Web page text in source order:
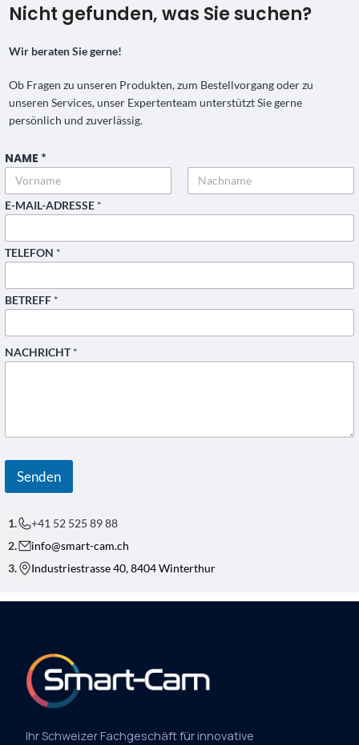
Nicht gefunden, was Sie suchen?
Wir beraten Sie gerne!
Ob Fragen zu unseren Produkten, zum Bestellvorgang oder zu
unseren Services, unser Expertenteam unterstützt Sie gerne
persönlich und zuverlässig.
*
E
M
A
-
A
R
E
S
E
E
-
A
R
S
E
NAME *
Vorname
E-MAIL-ADRESSE *
TELEFON *
BETREFF *
NACHRICHT*
Senden
+41 52 525 89 88
info@smart-cam.ch
Industriestrasse 40, 8404 Winterthur
Ihr Schweizer Fachgeschäft für innovative